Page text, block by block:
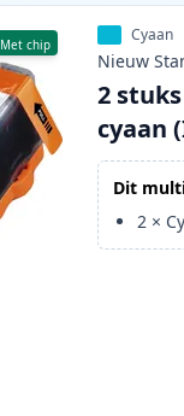
Met chip Cyaan
Nieuw
2
cyaan
Dit
2 ×